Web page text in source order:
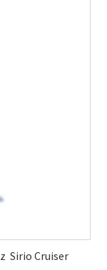
Sirio Cruiser